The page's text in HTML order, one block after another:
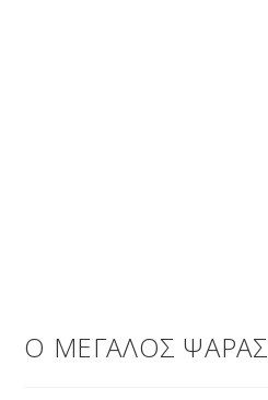
Ο ΜΕΓΑΛΟΣ ΨΑΡΑΣ